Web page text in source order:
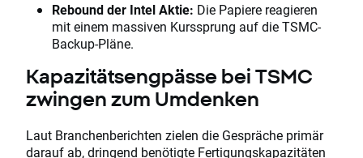
Rebound der Intel Aktie: Die Papiere reagieren
mit einem massiven Kurssprung auf die TSMC-
Backup-Pläne.
Kapazitätsengpässe bei TSMC
zwingen zum Umdenken
Laut Branchenberichten zielen die Gespräche primär
darauf ab, dringend benötigte Fertigungskapazitäten